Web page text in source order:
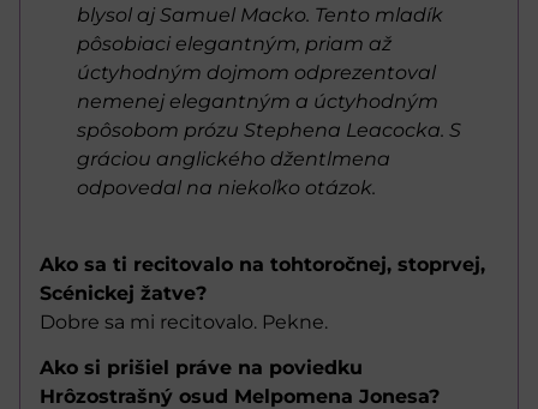
blysol aj Samuel Macko. Tento mladík
pôsobiaci elegantným, priam až
úctyhodným dojmom odprezentoval
nemenej elegantným a úctyhodným
spôsobom prózu Stephena Leacocka. S
gráciou anglického džentlmena
odpovedal na niekoľko otázok.
Ako sa ti recitovalo na tohtoročnej, stoprvej,
Scénickej žatve?
Dobre sa mi recitovalo. Pekne.
Ako si prišiel práve na poviedku
Hrôzostrašný osud Melpomena Jonesa?